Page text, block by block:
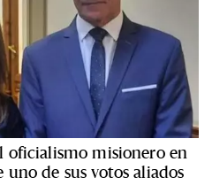
oficialismo misionero en
de sus votos aliados